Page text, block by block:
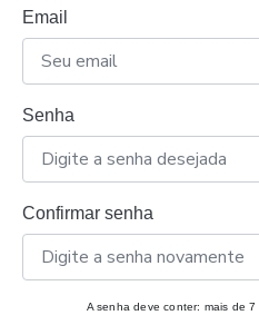
Email
Senha
Confirmar senha
A senha deve conter: mais de